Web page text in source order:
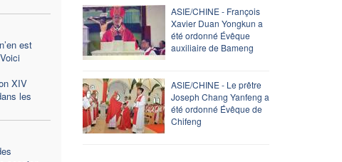
est
XIV
les
ASIE/CHINE - François
Xavier Duan Yongkun a
été ordonné Évêque
auxiliaire de Bameng
ASIE/CHINE - Le prêtre
Joseph Chang Yanfeng a
été ordonné Évêque de
Chifeng